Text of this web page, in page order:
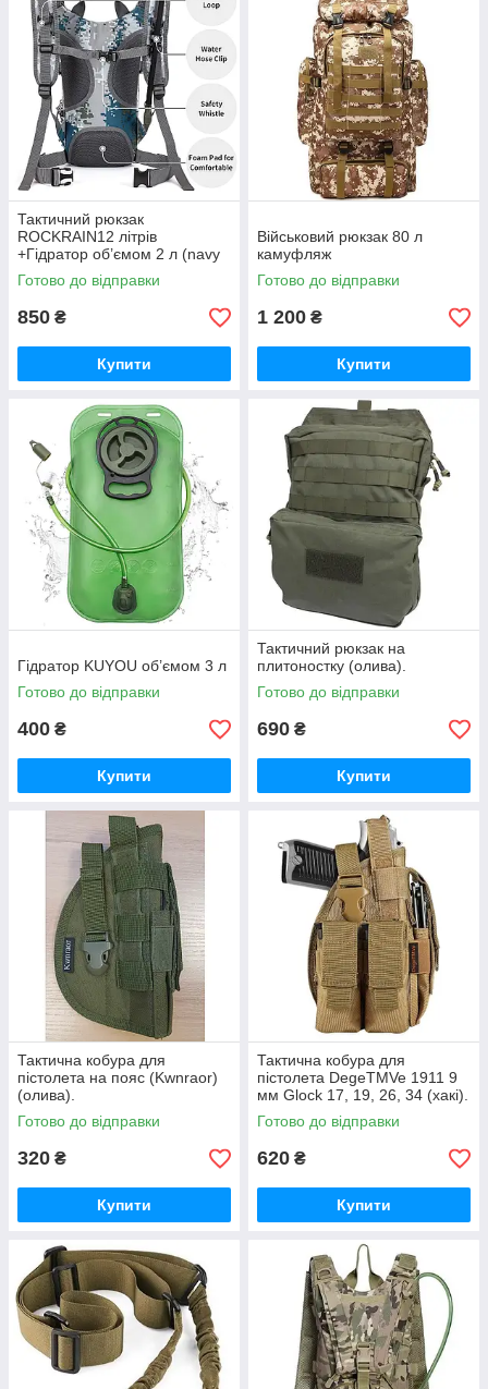
Тактичний рюкзак
ROCKRAIN12 літрів
+Гідратор об’ємом 2 л (navy
camo)
Готово до відправки
850 ₴
Купити
Військовий рюкзак 80 л
камуфляж
Готово до відправки
1 200 ₴
Купити
Гідратор KUYOU об’ємом 3 л
Готово до відправки
400 ₴
Купити
Тактичний рюкзак на
плитоностку (олива).
Готово до відправки
690 ₴
Купити
Тактична кобура для
пістолета на пояс (Kwnraor)
(олива).
Готово до відправки
320 ₴
Купити
Тактична кобура для
пістолета DegeTMVe 1911 9
мм Glock 17, 19, 26, 34 (хакі).
Готово до відправки
620 ₴
Купити